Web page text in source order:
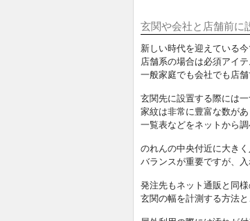
玄関や会社と店舗前に
新しい時代を迎えている
店舗系の場合は必須アイ
一般家庭でも会社でも店
玄関先に設置する際には
家紋は非常に豊富な数が
一覧表などをネットから
のれんの中央付近に大き
バランスが重要ですが、
発注先もネット通販と同
玄関の幅を計測する方法